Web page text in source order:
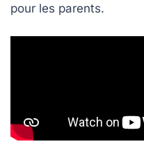
pour les parents.